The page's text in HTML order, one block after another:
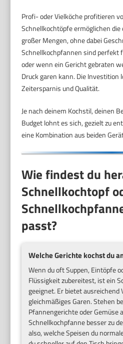
Profi- oder Vielköche profitieren
Schnellkochtöpfe ermöglichen
großer Mengen, ohne dabei
Schnellkochpfannen sind perfekt
oder wenn ein Gericht gebraten
Druck garen kann. Die
Zeitersparnis und Qualität.
Je nach deinem Kochstil, deinen
Budget lohnt es sich, gezielt zu
eine Kombination aus beiden
Wie findest du
Schnellkochtopf
passt?
Welche Gerichte kochst du
Wenn du oft Suppen, Eintöpfe
Flüssigkeit zubereitest, ist ein
geeignet. Er bietet
gleichmäßiges Garen. Stehen
Pfannengerichte oder Gemüse
Schnellkochpfanne besser zu
also, welche Speisen du